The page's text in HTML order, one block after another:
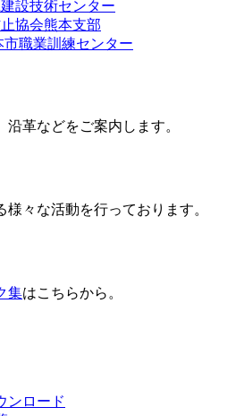
設技術センター
協会熊本支部
職業訓練センター
革などをご案内します。
々な活動を行っております。
集はこちらから。
ンロード